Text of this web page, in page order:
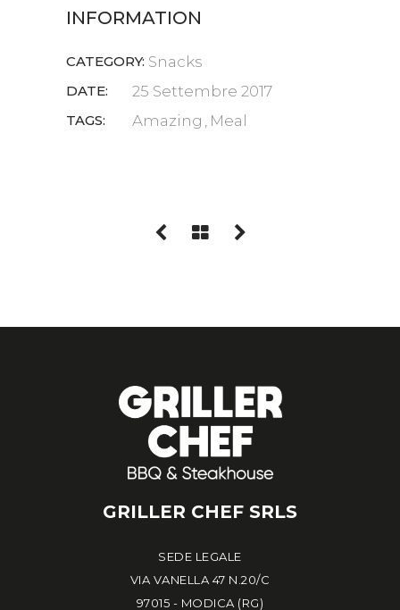
INFORMATION
CATEGORY: Snacks
DATE: 25 Settembre 2017
TAGS: Amazing Meal
GRILLER CHEF SRLS
SEDE LEGALE
VIA VANELLA 47 N.20/C
97015 - MODICA (RG)